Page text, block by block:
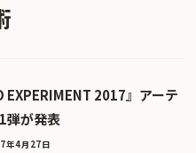
EXPERIMENT 2017』アーテ
弾が発表
年4月27日